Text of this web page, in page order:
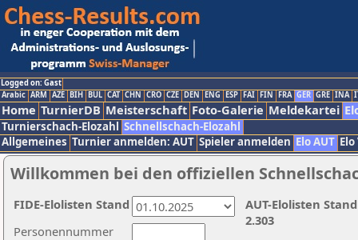
Logged on: Gast
Arabic ARM AZE BIH BUL CAT CHN CRO CZE DEN ENG ESP FAI FIN FRA GER GRE INA
Home TurnierDB Meisterschaft Foto-Galerie Meldekartei
Turnierschach-Elozahl Schnellschach-Elozahl
Allgemeines Turnier anmelden: AUT Spieler anmelden Elo AUT
Willkommen bei den offiziellen
Personennummer
AUT-Elolisten
2.303
FIDE-Elolisten Stand